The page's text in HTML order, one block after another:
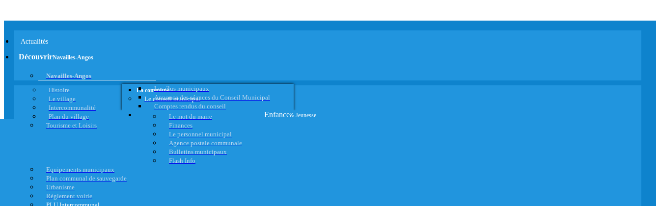
Actualités
DécouvrirNavailles-Angos
Navailles-Angos
Histoire
Le village
Intercommunalité
Plan du village
Tourisme et Loisirs
La commune
Le conseil municipal
Les élus municipaux
Annonce des séances du Conseil Municipal
Comptes rendus du conseil
Le mot du maire
Finances
Le personnel municipal
Agence postale communale
Bulletins municipaux
Flash Info
Equipements municipaux
Plan communal de sauvegarde
Urbanisme
Règlement voirie
Enfance& Jeunesse